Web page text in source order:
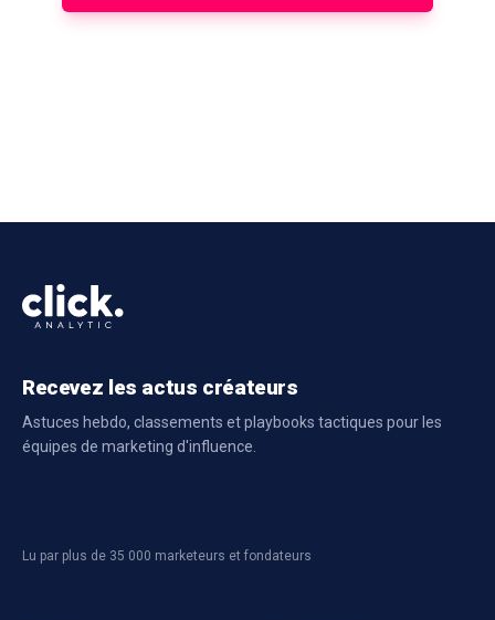
Recevez les actus créateurs
Astuces hebdo, classements et playbooks tactiques pour les
équipes de marketing d'influence.
Lu par plus de 35 000 marketeurs et fondateurs